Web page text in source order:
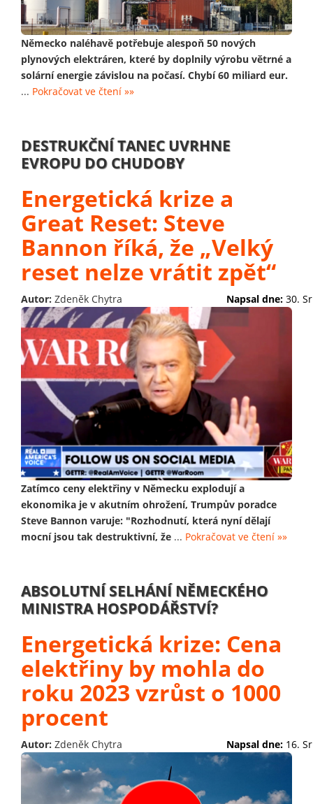
Německo naléhavě potřebuje alespoň 50 nových
plynových elektráren, které by doplnily výrobu větrné a
solární energie závislou na počasí. Chybí 60 miliard eur.
... Pokračovat ve čtení »»
DESTRUKČNÍ TANEC UVRHNE
EVROPU DO CHUDOBY
Energetická krize a
Great Reset: Steve
Bannon říká, že „Velký
reset nelze vrátit zpět“
Autor: Zdeněk Chytra Napsal dne: 30.
Zatímco ceny elektřiny v Německu explodují a
ekonomika je v akutním ohrožení, Trumpův poradce
Steve Bannon varuje: "Rozhodnutí, která nyní dělají
mocní jsou tak destruktivní, že ... Pokračovat ve čtení »»
ABSOLUTNÍ SELHÁNÍ NĚMECKÉHO
MINISTRA HOSPODÁŘSTVÍ?
Energetická krize: Cena
elektřiny by mohla do
roku 2023 vzrůst o 1000
procent
Autor: Zdeněk Chytra Napsal dne: 16.